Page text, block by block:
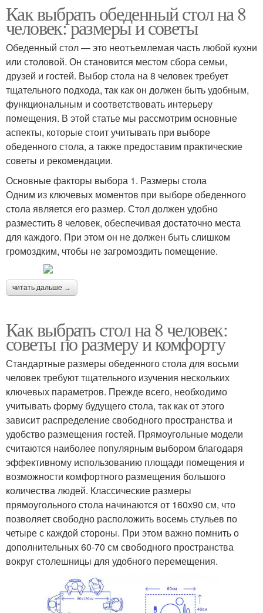
Как выбрать обеденный стол на 8
человек: размеры и советы
Обеденный стол — это неотъемлемая часть любой кухни
или столовой. Он становится местом сбора семьи,
друзей и гостей. Выбор стола на 8 человек требует
тщательного подхода, так как он должен быть удобным,
функциональным и соответствовать интерьеру
помещения. В этой статье мы рассмотрим основные
аспекты, которые стоит учитывать при выборе
обеденного стола, а также предоставим практические
советы и рекомендации.
Основные факторы выбора 1. Размеры стола
Одним из ключевых моментов при выборе обеденного
стола является его размер. Стол должен удобно
разместить 8 человек, обеспечивая достаточно места
для каждого. При этом он не должен быть слишком
громоздким, чтобы не загромоздить помещение.
читать дальше →
Как выбрать стол на 8 человек:
советы по размеру и комфорту
Стандартные размеры обеденного стола для восьми
человек требуют тщательного изучения нескольких
ключевых параметров. Прежде всего, необходимо
учитывать форму будущего стола, так как от этого
зависит распределение свободного пространства и
удобство размещения гостей. Прямоугольные модели
считаются наиболее популярным выбором благодаря
эффективному использованию площади помещения и
возможности комфортного размещения большого
количества людей. Классические размеры
прямоугольного стола начинаются от 160х90 см, что
позволяет свободно расположить восемь стульев по
четыре с каждой стороны. При этом важно помнить о
дополнительных 60-70 см свободного пространства
вокруг столешницы для удобного перемещения.